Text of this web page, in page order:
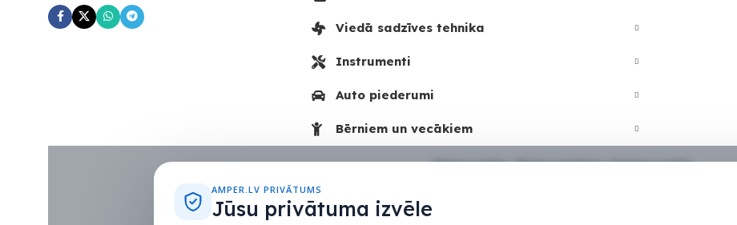
Viedā sadzīves tehnika
Instrumenti
Auto piederumi
Bērniem un vecākiem
AMPER.LV PRIVĀTUMS
Jūsu privātuma izvēle
Sīkdatņu politika• Sīkdatņu iestatījumi •Privātuma politika